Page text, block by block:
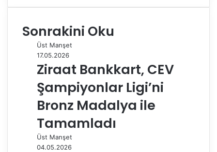
c
b
o
n
e
d
m
r
n
e
r
d
i
t
a
s
A
p
p
l
g
r
a
m
P
s
t
a
i
l
p
y
l
a
ş
z
ı
r
Sonrakini Oku
Üst Manşet
17.05.2026
Ziraat Bankkart, CEV
Şampiyonlar Ligi’ni
Bronz Madalya ile
Tamamladı
Üst Manşet
04.05.2026